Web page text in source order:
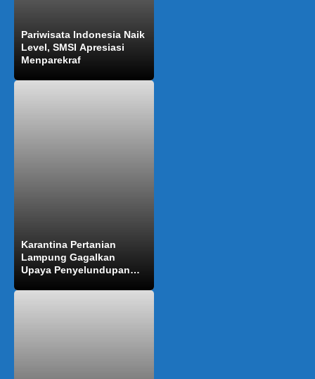
Pariwisata Indonesia Naik
Level, SMSI Apresiasi
Menparekraf
Karantina Pertanian
Lampung Gagalkan
Upaya Penyelundupan